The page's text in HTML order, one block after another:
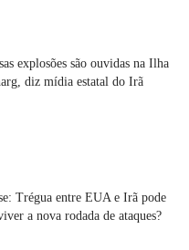
explosões são ouvidas na Ilha
diz mídia estatal do Irã
Trégua entre EUA e Irã pode
a nova rodada de ataques?